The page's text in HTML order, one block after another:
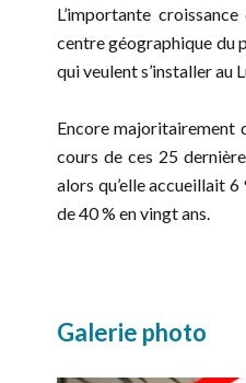
L’importante
centre géographique du
qui veulent s’installer au
Encore majoritairement
cours de ces 25
alors qu’elle accueillait
de 40 % en vingt ans.
Galerie photo